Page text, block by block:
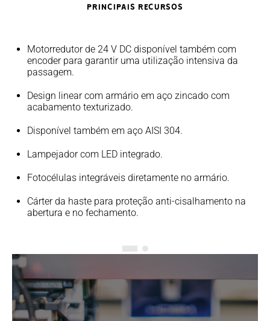
PRINCIPAIS RECURSOS
Motorredutor de 24 V DC disponível também com
encoder para garantir uma utilização intensiva da
passagem.
Design linear com armário em aço zincado com
acabamento texturizado.
Disponível também em aço AISI 304.
Lampejador com LED integrado.
Fotocélulas integráveis diretamente no armário.
Cárter da haste para proteção anti-cisalhamento na
abertura e no fechamento.